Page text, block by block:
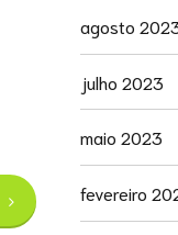
agosto
julho 2023
maio 2023
fevereiro